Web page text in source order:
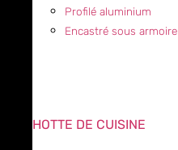
Profilé aluminium
Encastré sous armoire
HOTTE DE CUISINE